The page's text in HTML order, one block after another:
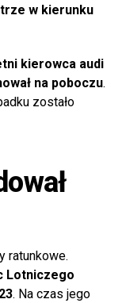
w kierunku
kierowca audi
na poboczu.
zostało
ratunkowe.
Lotniczego
. Na czas jego